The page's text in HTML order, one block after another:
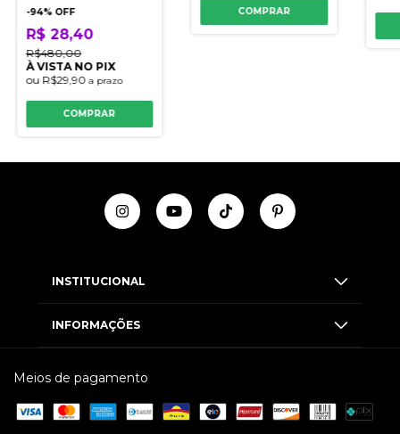
-94% OFF
R$ 28,40
R$480,00
À VISTA NO PIX
ou R$29,90 a prazo
COMPRAR
COMPRAR
INSTITUCIONAL
INFORMAÇÕES
Meios de pagamento